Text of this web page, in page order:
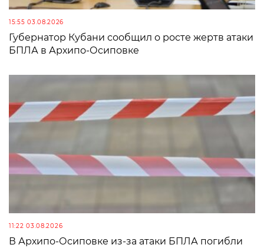
15:55 03.08.2026
Губернатор Кубани сообщил о росте жертв атаки
БПЛА в Архипо-Осиповке
11:22 03.08.2026
В Архипо-Осиповке из-за атаки БПЛА погибли